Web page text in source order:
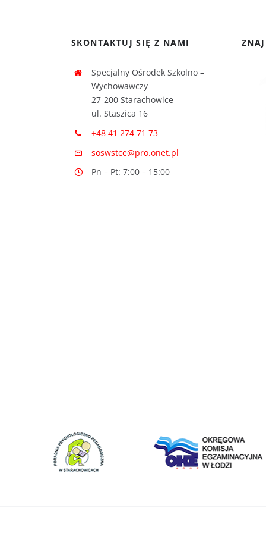
SKONTAKTUJ SIĘ Z NAMI
Specjalny Ośrodek Szkolno –
Wychowawczy
27-200 Starachowice
ul. Staszica 16
+48 41 274 71 73
soswstce@pro.onet.pl
Pn – Pt: 7:00 – 15:00